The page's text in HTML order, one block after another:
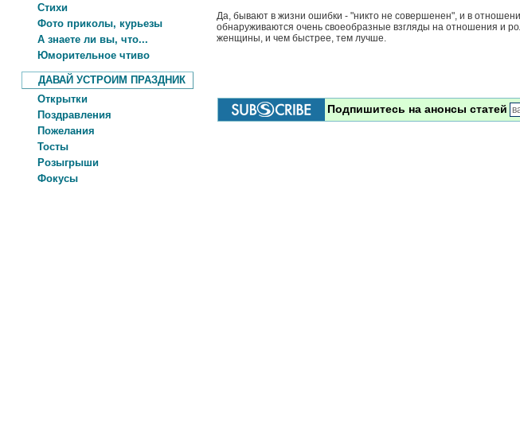
Стихи
Фото приколы, курьезы
А знаете ли вы, что...
Юморительное чтиво
ДАВАЙ УСТРОИМ ПРАЗДНИК
Открытки
Поздравления
Пожелания
Тосты
Розыгрыши
Фокусы
Да, бывают в жизни ошибки - "никто не совершенен", и в
обнаруживаются очень своеобразные взгляды на отношения и
женщины, и чем быстрее, тем лучше.
Подпишитесь на анонсы статей